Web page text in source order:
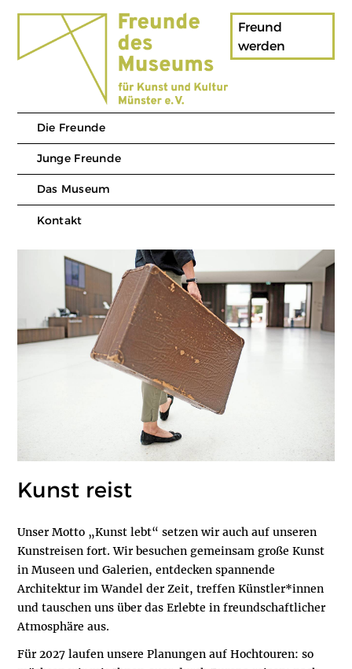
Freund
werden
Die Freunde
Junge Freunde
Das Museum
Kontakt
Kunst reist
Unser Motto „Kunst lebt“ setzen wir auch auf unseren
Kunstreisen fort. Wir besuchen gemeinsam große Kunst
in Museen und Galerien, entdecken spannende
Architektur im Wandel der Zeit, treffen Künstler*innen
und tauschen uns über das Erlebte in freundschaftlicher
Atmosphäre aus.
Für 2027 laufen unsere Planungen auf Hochtouren: so